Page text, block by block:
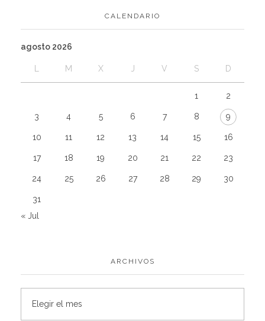
CALENDARIO
agosto 2026
M X J V S D
1 2
3 4 5 6 7 8 9
10 11 12 13 14 15 16
17 18 19 20 21 22 23
24 25 26 27 28 29 30
31
« Jul
ARCHIVOS